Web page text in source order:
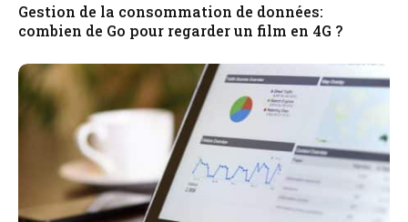
Gestion de la consommation de données:
combien de Go pour regarder un film en 4G ?